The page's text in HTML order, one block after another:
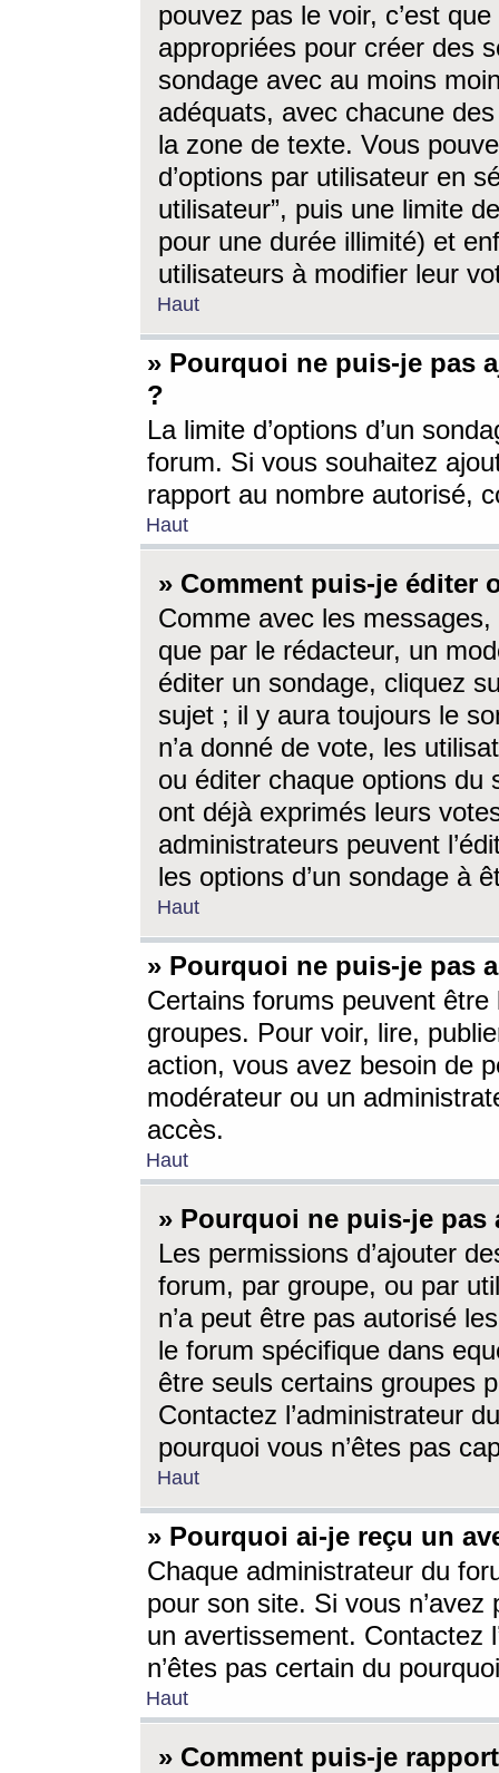
pouvez pas le voir, c’est
appropriées pour créer des
sondage avec au moins
adéquats, avec chacune
la zone de texte. Vous
d’options par utilisateur en
utilisateur”, puis une limite
pour une durée illimité) et
utilisateurs à modifier leur
Haut
» Pourquoi ne puis-je pas
?
La limite d’options d’un
forum. Si vous souhaitez
rapport au nombre autorisé,
Haut
» Comment puis-je éditer
Comme avec les
que par le rédacteur, un
éditer un sondage, cliquez
sujet ; il y aura toujours le
n’a donné de vote, les
ou éditer chaque options du
ont déjà exprimés leurs
administrateurs peuvent
les options d’un sondage à
Haut
» Pourquoi ne puis-je pas
Certains forums peuvent être
groupes. Pour voir, lire,
action, vous avez besoin de
modérateur ou un
accès.
Haut
» Pourquoi ne puis-je
Les permissions d’ajouter
forum, par groupe, ou par
n’a peut être pas autorisé
le forum spécifique dans
être seuls certains groupes
Contactez l’administrateur
pourquoi vous n’êtes pas
Haut
» Pourquoi ai-je reçu un
Chaque administrateur du
pour son site. Si vous
un avertissement. Contactez
n’êtes pas certain du
Haut
» Comment puis-je